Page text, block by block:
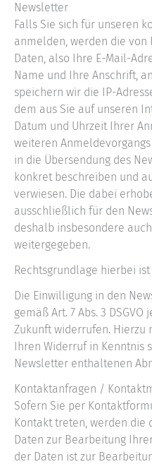
Newsletter
Falls Sie sich für unseren
anmelden, werden die von
Daten, also Ihre E-Mail-
Name und Ihre Anschrift,
speichern wir die IP-
dem aus Sie auf unseren
Datum und Uhrzeit Ihrer
weiteren
in die Übersendung des
konkret beschreiben und
verwiesen. Die dabei
ausschließlich für den
deshalb insbesondere
weitergegeben.
Rechtsgrundlage hierbei ist
Die Einwilligung in den
gemäß Art. 7 Abs. 3
Zukunft widerrufen. Hierzu
Ihren Widerruf in Kenntnis
Newsletter enthaltenen
Kontaktanfragen /
Sofern Sie per
Kontakt treten, werden die
Daten zur Bearbeitung
der Daten ist zur